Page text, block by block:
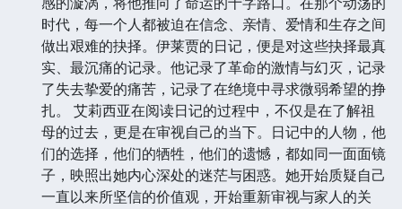
时代，每一个人都被迫在信念、亲情、爱情和生存之间
做出艰难的抉择。伊莱贾的日记，便是对这些抉择最真
实、最沉痛的记录。他记录了革命的激情与幻灭，记录
了失去挚爱的痛苦，记录了在绝境中寻求微弱希望的挣
扎。 艾莉西亚在阅读日记的过程中，不仅是在了解祖
母的过去，更是在审视自己的当下。日记中的人物，他
们的选择，他们的牺牲，他们的遗憾，都如同一面面镜
子，映照出她内心深处的迷茫与困惑。她开始质疑自己
一直以来所坚信的价值观，开始重新审视与家人的关